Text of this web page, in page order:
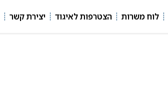
לוח משרות הצטרפות לאיגוד יצירת קשר